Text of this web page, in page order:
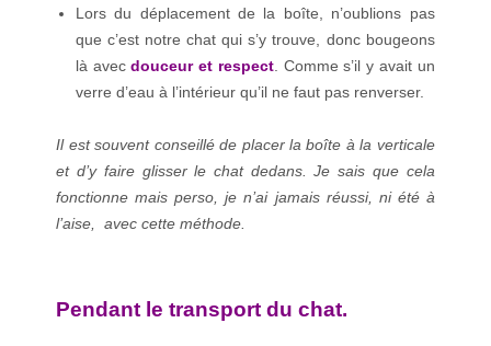
Lors du déplacement de la boîte, n’oublions pas
que c’est notre chat qui s’y trouve, donc bougeons
là avecdouceur et respect. Comme s’il y avait un
verre d’eau à l’intérieur qu’il ne faut pas renverser.
Il est souvent conseillé de placer la boîte à la verticale
et d’y faire glisser le chat dedans. Je sais que cela
fonctionne mais perso, je n’ai jamais réussi, ni été à
l’aise, avec cette méthode.
Pendant le transport du chat.